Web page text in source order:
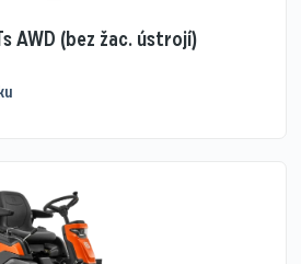
AWD (bez žac. ústrojí)